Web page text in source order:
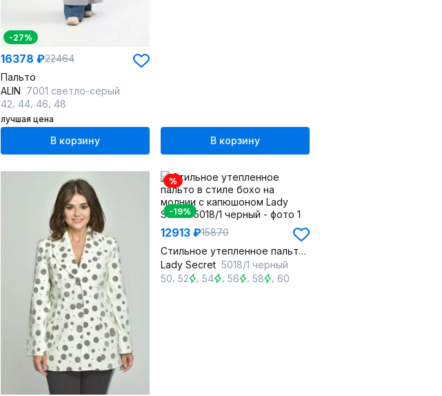
-27%
16378 ₽22464
Пальто
ALIN 7001 светло-серый
42 44 46 48
лучшая цена
В корзину В корзину
%
-19%
12913 ₽15870
Стильное утепленное пальто в стиле бохо на молнии с капюшоном
Lady Secret 5018/1 черный
50 52 ,54 56 58 60